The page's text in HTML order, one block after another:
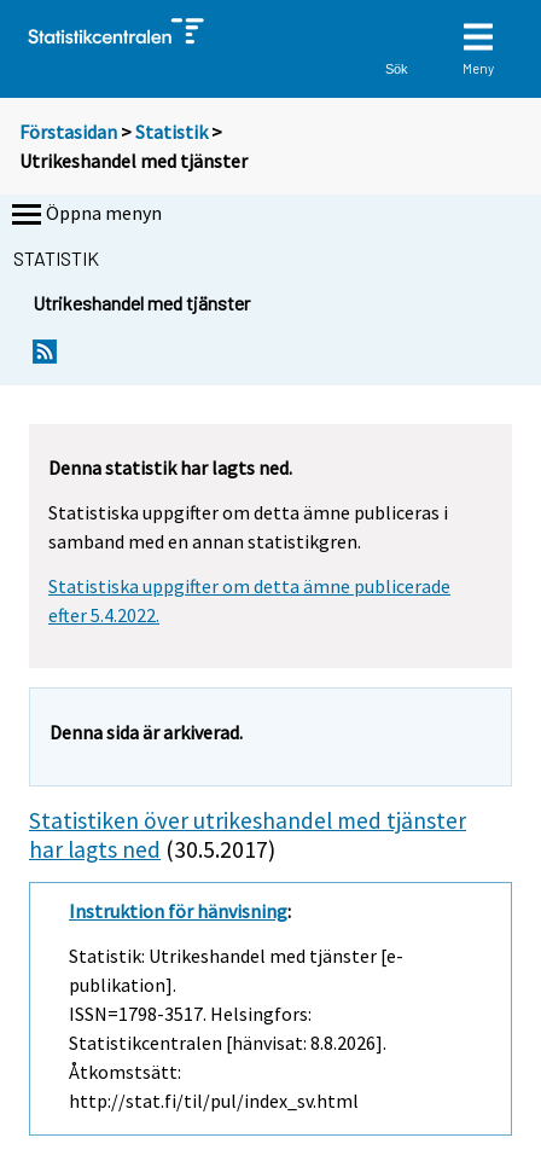
Sök Meny
Förstasidan >Statistik >
Utrikeshandel med tjänster
Öppna menyn
STATISTIK
Utrikeshandel med tjänster
Denna statistik har lagts ned.
Statistiska uppgifter om detta ämne publiceras i
samband med en annan statistikgren.
Statistiska uppgifter om detta ämne publicerade
efter 5.4.2022.
Denna sida är arkiverad.
Statistiken över utrikeshandel med tjänster
har lagts ned (30.5.2017)
Instruktion för hänvisning:
Statistik: Utrikeshandel med tjänster [e-
publikation].
ISSN=1798-3517. Helsingfors:
Statistikcentralen [hänvisat: 8.8.2026].
Åtkomstsätt:
http://stat.fi/til/pul/index_sv.html